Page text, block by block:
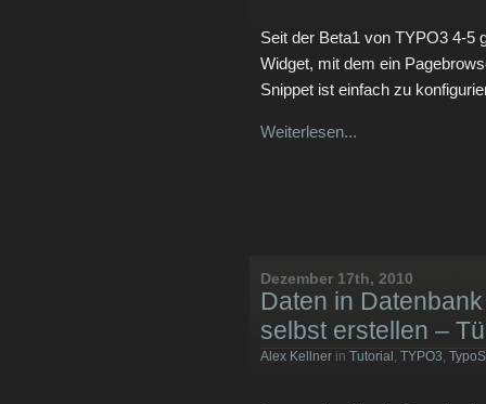
Seit der Beta1 von TYPO3 4-5
Widget, mit dem ein
Snippet ist einfach zu
Weiterlesen...
Dezember 17th, 2010
Daten in
selbst erstellen –
Alex Kellner in Tutorial , TYPO3,